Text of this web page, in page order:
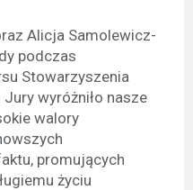
Alicja Samolewicz-
podczas
Stowarzyszenia
wyróżniło nasze
walory
promujących
życiu